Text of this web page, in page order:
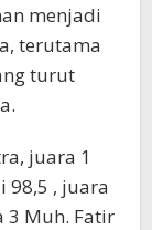
menjadi
terutama
turut
juara 1
, juara
3 Muh. Fatir